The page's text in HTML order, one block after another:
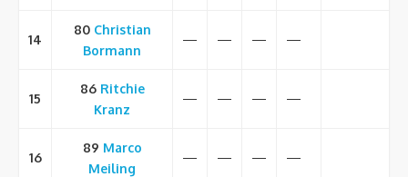
14
80 Christian
Bormann
— — — —
15
86 Ritchie
Kranz
— — — —
16
89 Marco
Meiling
— — — —